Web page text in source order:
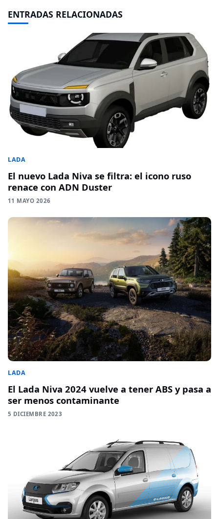
ENTRADAS RELACIONADAS
LADA
El nuevo Lada Niva se filtra: el icono ruso
renace con ADN Duster
11 MAYO 2026
LADA
El Lada Niva 2024 vuelve a tener ABS y pasa a
ser menos contaminante
5 DICIEMBRE 2023